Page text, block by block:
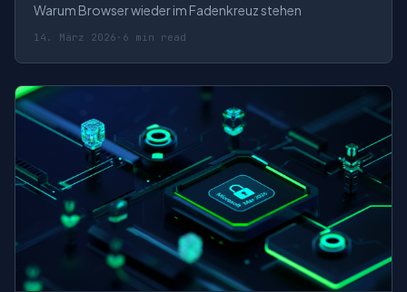
Warum Browser wieder im Fadenkreuz stehen
14. März 2026 · 6 min read